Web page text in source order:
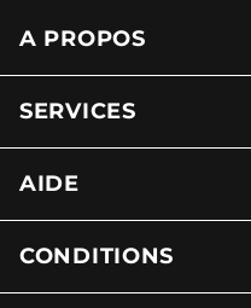
A PROPOS
SERVICES
AIDE
CONDITIONS